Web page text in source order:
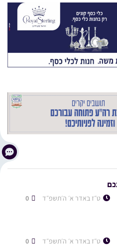
ט״ז באדר א׳ ה׳תשפ״ד
ט״ז באדר א׳ ה׳תשפ״ד